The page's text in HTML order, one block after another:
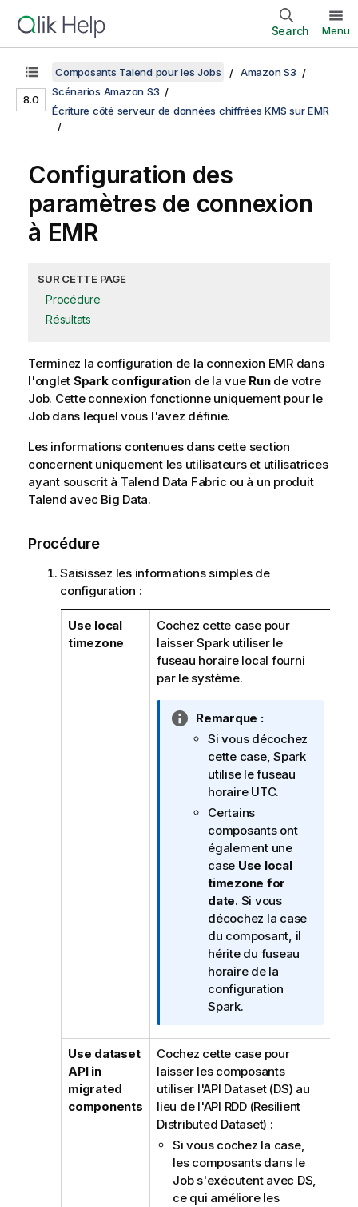
Search Menu
8.0
Composants Talend pour les Jobs
Amazon S3
Scénarios Amazon S3
Écriture côté serveur de données chiffrées KMS sur EMR
Configuration des
paramètres de connexion
à EMR
SUR CETTE PAGE
Procédure
Résultats
Terminez la configuration de la connexion EMR dans
l'onglet Spark configuration de la vue Runde votre
Job. Cette connexion fonctionne uniquement pour le
Job dans lequel vous l'avez définie.
Les informations contenues dans cette section
concernent uniquement les utilisateurs et utilisatrices
ayant souscrit à Talend Data Fabric ou à un produit
Talend avec Big Data.
Procédure
Saisissez les informations simples de
configuration :
Use local
timezone
Cochez cette case pour
laisser Spark utiliser le
fuseau horaire local fourni
par le système.
N
o
n
Remarque :
Si vous décochez
cette case, Spark
utilise le fuseau
horaire UTC.
Certains
composants ont
également une
case Use local
timezone for
date. Si vous
décochez la case
du composant, il
hérite du fuseau
horaire de la
configuration
Spark.
Use dataset
API in
migrated
components
Cochez cette case pour
laisser les composants
utiliser l'API Dataset (DS) au
lieu de l'API RDD (Resilient
Distributed Dataset) :
Si vous cochez la case,
les composants dans le
Job s'exécutent avec DS,
ce qui améliore les